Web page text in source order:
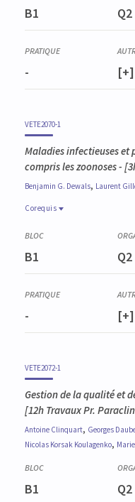
Pathologie générale des
B1 Q2
- [+]
VETE2070-1
Maladies infectieuses et
compris les zoonoses-
Benjamin G. Dewals, Laurent
Corequis
Corequis
Pathologie générale des
B1 Q2
- [+]
VETE2072-1
Gestion de la qualité et
[12h Travaux Pr.
Antoine Clinquart, Georges
Nicolas Korsak Koulagenko,
B1 Q2